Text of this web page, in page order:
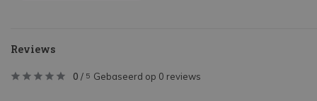
Reviews
0 / 5 Gebaseerd op 0 reviews